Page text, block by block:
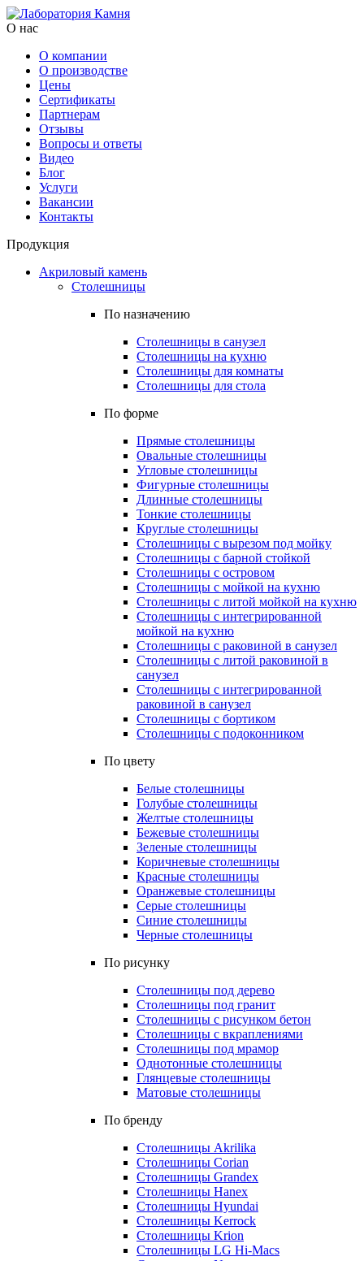
О нас
О компании
О производстве
Цены
Cертификаты
Партнерам
Отзывы
Вопросы и ответы
Видео
Блог
Услуги
Вакансии
Контакты
Продукция
Акриловый камень
Столешницы
По назначению
Столешницы в санузел
Столешницы на кухню
Столешницы для комнаты
Столешницы для стола
По форме
Прямые столешницы
Овальные столешницы
Угловые столешницы
Фигурные столешницы
Длинные столешницы
Тонкие столешницы
Круглые столешницы
Столешницы с вырезом под мойку
Столешницы с барной стойкой
Столешницы с островом
Столешницы с мойкой на кухню
Столешницы с литой мойкой на кухню
Столешницы с интегрированной
мойкой на кухню
Столешницы с раковиной в санузел
Столешницы с литой раковиной в
санузел
Столешницы с интегрированной
раковиной в санузел
Столешницы с бортиком
Столешницы с подоконником
По цвету
Белые столешницы
Голубые столешницы
Желтые столешницы
Бежевые столешницы
Зеленые столешницы
Коричневые столешницы
Красные столешницы
Оранжевые столешницы
Серые столешницы
Синие столешницы
Черные столешницы
По рисунку
Столешницы под дерево
Столешницы под гранит
Столешницы с рисунком бетон
Столешницы с вкраплениями
Столешницы под мрамор
Однотонные столешницы
Глянцевые столешницы
Матовые столешницы
По бренду
Столешницы Akrilika
Столешницы Corian
Столешницы Grandex
Столешницы Hanex
Столешницы Hyundai
Столешницы Kerrock
Столешницы Krion
Столешницы LG Hi-Macs